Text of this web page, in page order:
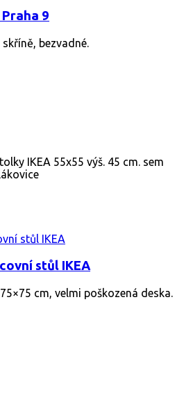
9
bezvadné.
IKEA 55x55 výš. 45 cm. sem
stůl IKEA
cm, velmi poškozená deska.